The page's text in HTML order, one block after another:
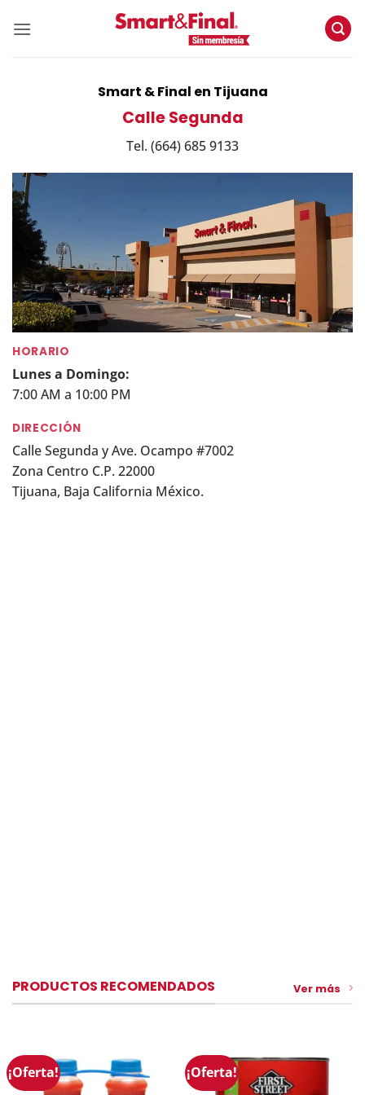
Smart & Final en Tijuana
Calle Segunda
Tel. (664) 685 9133
HORARIO
Lunes a Domingo:
7:00 AM a 10:00 PM
DIRECCIÓN
Calle Segunda y Ave. Ocampo #7002
Zona Centro C.P. 22000
Tijuana, Baja California México.
PRODUCTOS RECOMENDADOS Ver más
¡Oferta! ¡Oferta!